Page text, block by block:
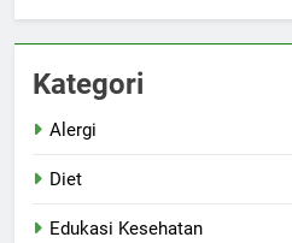
Kategori
Alergi
Diet
Edukasi Kesehatan